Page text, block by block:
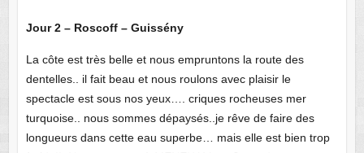
Jour 2 – Roscoff – Guissény
La côte est très belle et nous empruntons la route des
dentelles.. il fait beau et nous roulons avec plaisir le
spectacle est sous nos yeux…. criques rocheuses mer
turquoise.. nous sommes dépaysés..je rêve de faire des
longueurs dans cette eau superbe… mais elle est bien trop